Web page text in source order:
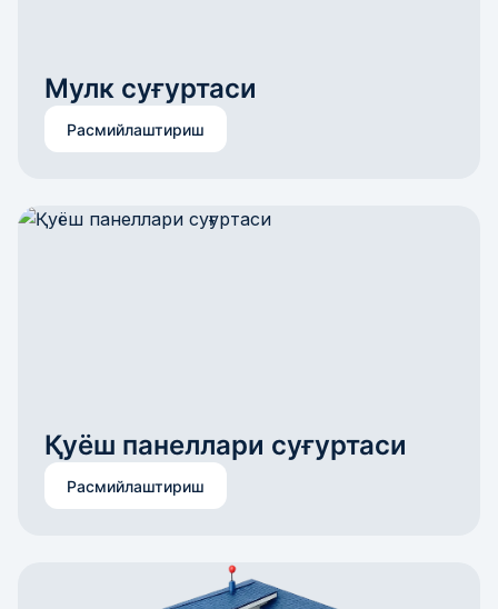
Мулк суғуртаси
Расмийлаштириш
Қуёш панеллари суғуртаси
Расмийлаштириш